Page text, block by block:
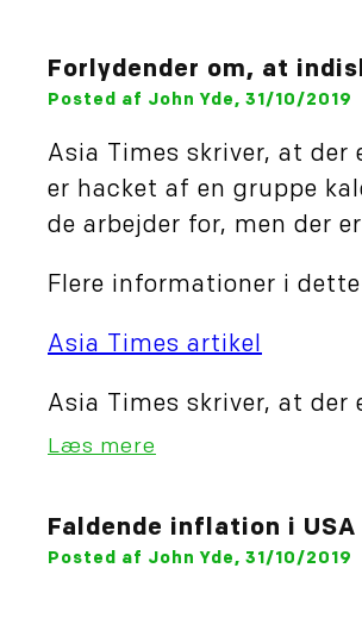
Forlydender om, at
Posted af John Yde, 31/10/2019
Asia Times skriver, at
er hacket af en gruppe
de arbejder for, men der
Flere informationer i
Asia Times artikel
Asia Times skriver, at
Læs mere
Faldende inflation i
Posted af John Yde, 31/10/2019